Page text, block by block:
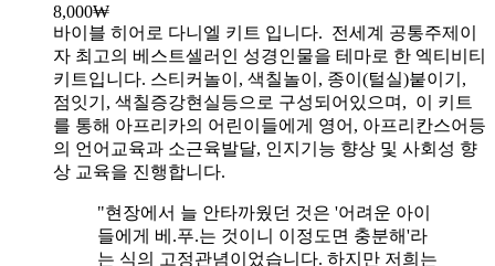
8,000₩
바이블 히어로 다니엘 키트 입니다. 전세계 공통주제이
자 최고의 베스트셀러인 성경인물을 테마로 한 엑티비티
키트입니다. 스티커놀이, 색칠놀이, 종이(털실)붙이기,
점잇기, 색칠증강현실등으로 구성되어있으며, 이 키트
를 통해 아프리카의 어린이들에게 영어, 아프리칸스어등
의 언어교육과 소근육발달, 인지기능 향상 및 사회성 향
상 교육을 진행합니다.
"현장에서 늘 안타까웠던 것은 '어려운 아이
들에게 베.푸.는 것이니 이정도면 충분해'라
는 식의 고정관념이었습니다. 하지만 저희는